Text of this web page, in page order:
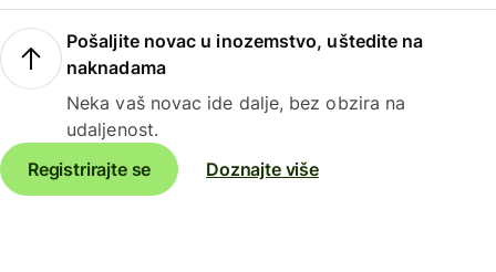
Pošaljite novac u inozemstvo, uštedite na
naknadama
Neka vaš novac ide dalje, bez obzira na
udaljenost.
Registrirajte se
Doznajte više